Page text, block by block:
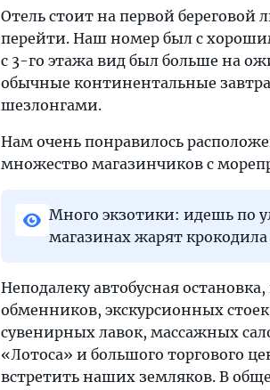
Отель стоит на первой береговой
перейти. Наш номер был с
с 3-го этажа вид был больше на
обычные континентальные
шезлонгами.
Нам очень понравилось
множество магазинчиков с
Много экзотики: идешь по
магазинах жарят
Неподалеку автобусная
обменников, экскурсионных
сувенирных лавок, массажных
«Лотоса» и большого торгового
встретить наших земляков. В